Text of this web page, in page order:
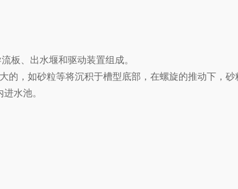
、出水堰和驱动装置组成。
，如砂粒等将沉积于槽型底部，在螺旋的推动下，
水池。